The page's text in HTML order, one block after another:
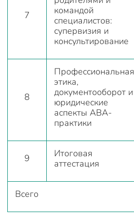
7
командой
специалистов:
супервизия и
консультирование
8
Профессиональная
этика,
документооборот и
юридические
аспекты ABA-
практики
9
Итоговая
аттестация
Всего